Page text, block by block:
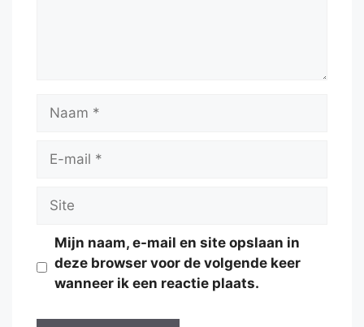
Naam
Site
Mijn naam, e-mail en site opslaan in
deze browser voor de volgende keer
wanneer ik een reactie plaats.